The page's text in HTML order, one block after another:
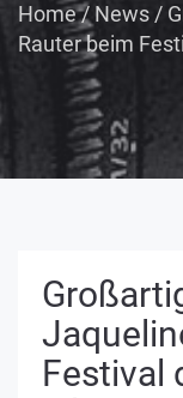
Home/ News /
Rauter beim
Festival